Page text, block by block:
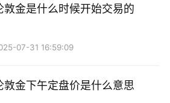
足
合所有投资者，特别是对于缺乏
投资者来说，风险往往难以控
敦金是什么时候开始交易的
07-31 16:59:09
敦金下午定盘价是什么意思